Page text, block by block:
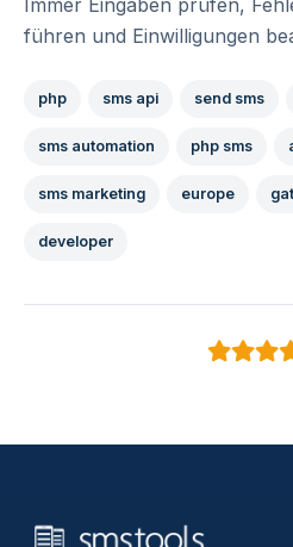
Immer Eingaben prüfen,
führen und Einwilligungen
php sms api send sms
sms automation php sms
sms marketing europe
developer